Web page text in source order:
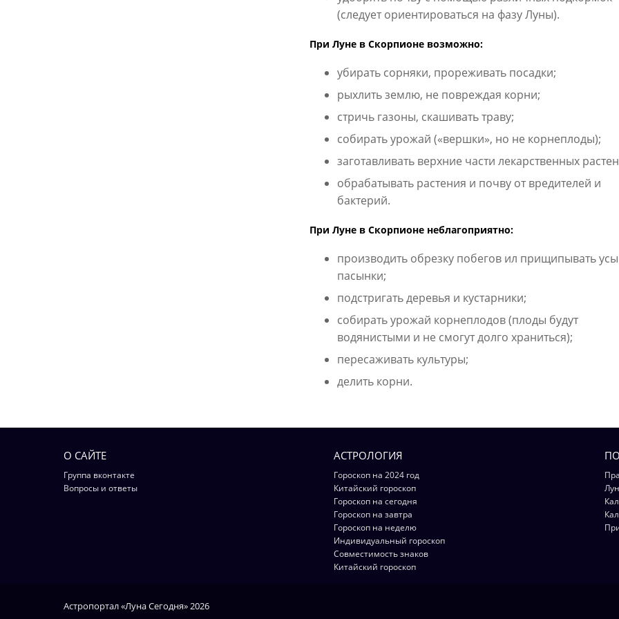
(следует ориентироваться на фазу Луны).
При Луне в Скорпионе возможно:
убирать сорняки, прореживать посадки;
рыхлить землю, не повреждая корни;
стричь газоны, скашивать траву;
собирать урожай («вершки», но не корнеплоды);
заготавливать верхние части лекарственных
обрабатывать растения и почву от вредителей и
бактерий.
При Луне в Скорпионе неблагоприятно:
производить обрезку побегов ил прищипывать
пасынки;
подстригать деревья и кустарники;
собирать урожай корнеплодов (плоды будут
водянистыми и не смогут долго храниться);
пересаживать культуры;
делить корни.
О САЙТЕ
Группа вконтакте
Вопросы и ответы
АСТРОЛОГИЯ
Гороскоп на 2024 год
Китайский гороскоп
Гороскоп на сегодня
Гороскоп на завтра
Гороскоп на неделю
Индивидуальный гороскоп
Совместимость знаков
Китайский гороскоп
Астропортал «Луна Сегодня» 2026